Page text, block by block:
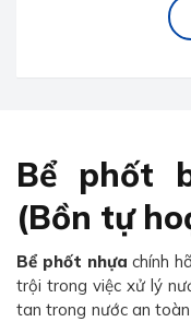
Bể phốt
(Bồn tự
Bể phốt nhựa chính
trội trong việc xử lý
tan trong nước an